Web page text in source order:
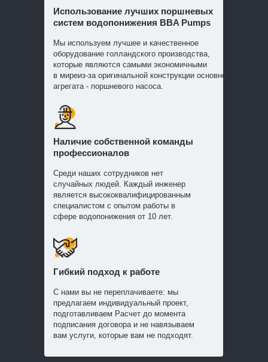
Использование лучших поршневых
систем водопонижения BBA Pumps
Мы используем лучшее и качественное
оборудование голландского производства,
которые являются самыми экономичными
в миреиз-за оригинальной конструкции основного
агрегата - поршневого насоса.
Наличие собственной команды
профессионалов
Среди наших сотрудников нет
случайных людей. Каждый инженер
является высококвалифицированным
специалистом с опытом работы в
сфере водопонижения от 10 лет.
Гибкий подход к работе
С нами вы не переплачиваете: мы
предлагаем индивидуальный проект,
подготавливаем Расчет до момента
подписания договора и не навязываем
вам услуги, которые вам не подходят.